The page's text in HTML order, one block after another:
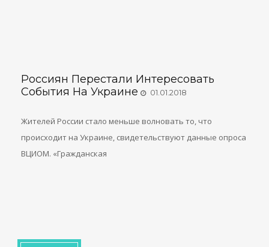
Россиян Перестали Интересовать
События На Украине
01.01.2018
Жителей России стало меньше волновать то, что
происходит на Украине, свидетельствуют данные опроса
ВЦИОМ. «Гражданская